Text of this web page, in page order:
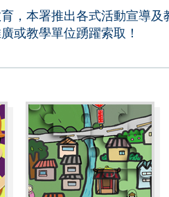
，本署推出各式活動宣導及
或教學單位踴躍索取！